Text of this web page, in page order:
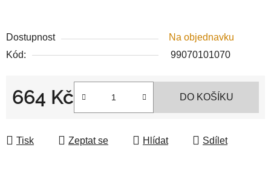
Dostupnost
Na objednavku
Kód:
99070101070
664 Kč DO KOŠÍKU
Tisk Zeptat se Hlídat Sdílet